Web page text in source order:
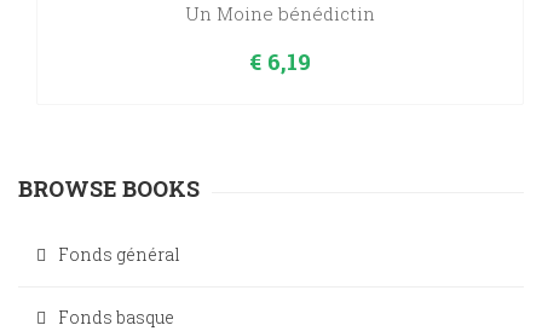
Un Moine bénédictin
€ 6,19
BROWSE BOOKS
Fonds général
Fonds basque